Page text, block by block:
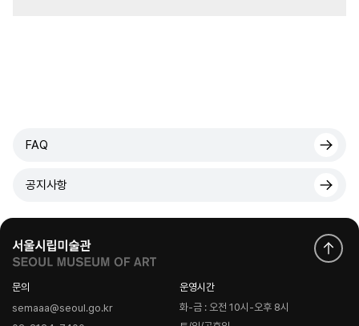
FAQ
공지사항
문의
semaaa@seoul.go.kr
운영시간
화-금 : 오전 10시-오후 8시